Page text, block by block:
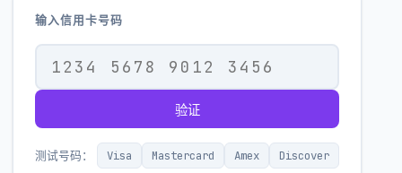
输入信用卡号码
验证
测试号码： Visa Mastercard Amex Discover